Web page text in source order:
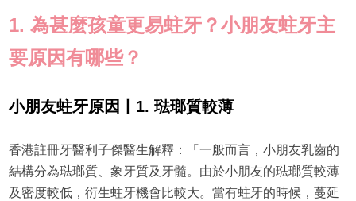
1. 為甚麼孩童更易蛀牙？小朋友蛀牙主
要原因有哪些？
小朋友蛀牙原因丨1. 琺瑯質較薄
香港註冊牙醫利子傑醫生解釋：「一般而言，小朋友乳齒的
結構分為琺瑯質、象牙質及牙髓。由於小朋友的琺瑯質較薄
及密度較低，衍生蛀牙機會比較大。當有蛀牙的時候，蔓延